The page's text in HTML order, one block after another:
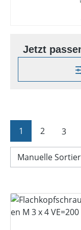
Seite
1 Seite
2 Seite
3